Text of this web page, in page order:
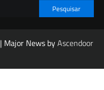
Pesquisar
| Major News byAscendoor